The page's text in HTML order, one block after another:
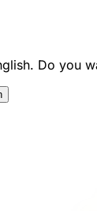
Do you